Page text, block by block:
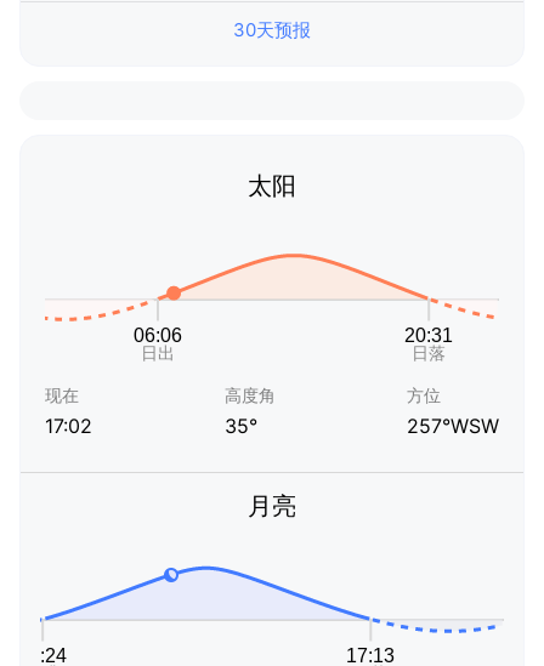
30天预报
太阳
现在
17:02
高度角
35°
方位
257°WSW
月亮